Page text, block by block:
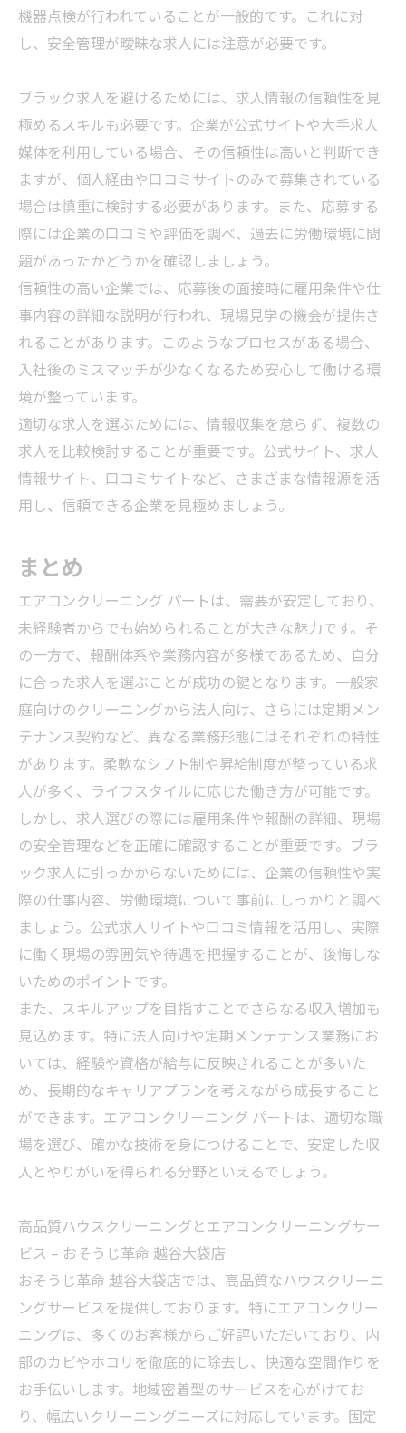
機器点検が行われていることが一般的です。これに対
し、安全管理が曖昧な求人には注意が必要です。
ブラック求人を避けるためには、求人情報の信頼性を見
極めるスキルも必要です。企業が公式サイトや大手求人
媒体を利用している場合、その信頼性は高いと判断でき
ますが、個人経由や口コミサイトのみで募集されている
場合は慎重に検討する必要があります。また、応募する
際には企業の口コミや評価を調べ、過去に労働環境に問
題があったかどうかを確認しましょう。
信頼性の高い企業では、応募後の面接時に雇用条件や仕
事内容の詳細な説明が行われ、現場見学の機会が提供さ
れることがあります。このようなプロセスがある場合、
入社後のミスマッチが少なくなるため安心して働ける環
境が整っています。
適切な求人を選ぶためには、情報収集を怠らず、複数の
求人を比較検討することが重要です。公式サイト、求人
情報サイト、口コミサイトなど、さまざまな情報源を活
用し、信頼できる企業を見極めましょう。
まとめ
エアコンクリーニング パートは、需要が安定しており、
未経験者からでも始められることが大きな魅力です。そ
の一方で、報酬体系や業務内容が多様であるため、自分
に合った求人を選ぶことが成功の鍵となります。一般家
庭向けのクリーニングから法人向け、さらには定期メン
テナンス契約など、異なる業務形態にはそれぞれの特性
があります。柔軟なシフト制や昇給制度が整っている求
人が多く、ライフスタイルに応じた働き方が可能です。
しかし、求人選びの際には雇用条件や報酬の詳細、現場
の安全管理などを正確に確認することが重要です。ブラ
ック求人に引っかからないためには、企業の信頼性や実
際の仕事内容、労働環境について事前にしっかりと調べ
ましょう。公式求人サイトや口コミ情報を活用し、実際
に働く現場の雰囲気や待遇を把握することが、後悔しな
いためのポイントです。
また、スキルアップを目指すことでさらなる収入増加も
見込めます。特に法人向けや定期メンテナンス業務にお
いては、経験や資格が給与に反映されることが多いた
め、長期的なキャリアプランを考えながら成長すること
ができます。エアコンクリーニング パートは、適切な職
場を選び、確かな技術を身につけることで、安定した収
入とやりがいを得られる分野といえるでしょう。
高品質ハウスクリーニングとエアコンクリーニングサー
ビス – おそうじ革命 越谷大袋店
おそうじ革命 越谷大袋店では、高品質なハウスクリーニ
ングサービスを提供しております。特にエアコンクリー
ニングは、多くのお客様からご好評いただいており、内
部のカビやホコリを徹底的に除去し、快適な空間作りを
お手伝いします。地域密着型のサービスを心がけてお
り、幅広いクリーニングニーズに対応しています。固定